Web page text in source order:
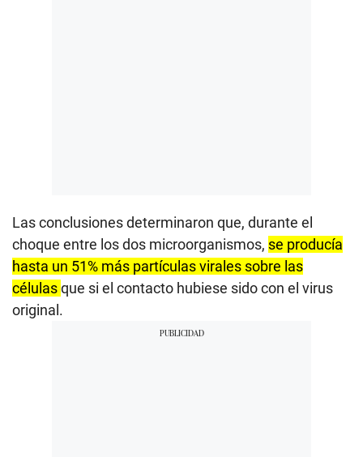
Las conclusiones determinaron que, durante el
choque entre los dos microorganismos, se producía
hasta un 51% más partículas virales sobre las
célulasque si el contacto hubiese sido con el virus
original.